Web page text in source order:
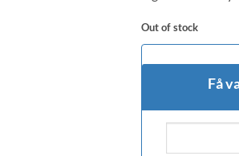
Out of stock
Få